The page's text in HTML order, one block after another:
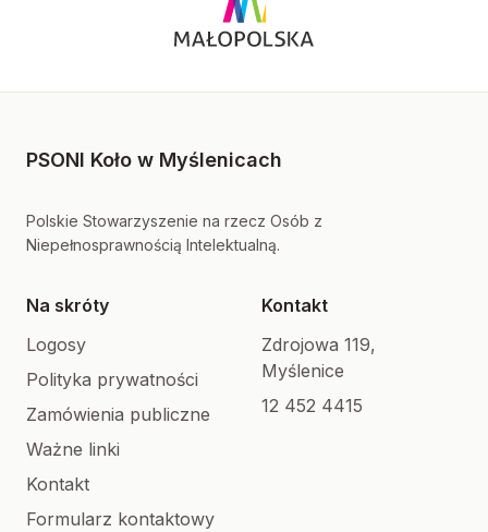
PSONI Koło w Myślenicach
Polskie Stowarzyszenie na rzecz Osób z
Niepełnosprawnością Intelektualną.
Na skróty
Logosy
Polityka prywatności
Zamówienia publiczne
Ważne linki
Kontakt
Formularz kontaktowy
Kontakt
Zdrojowa 119,
Myślenice
12 452 4415